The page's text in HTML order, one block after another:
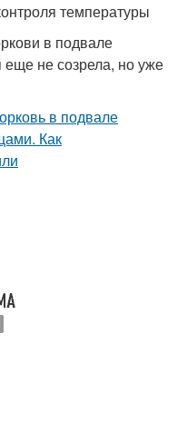
температуры
в подвале
не созрела, но уже